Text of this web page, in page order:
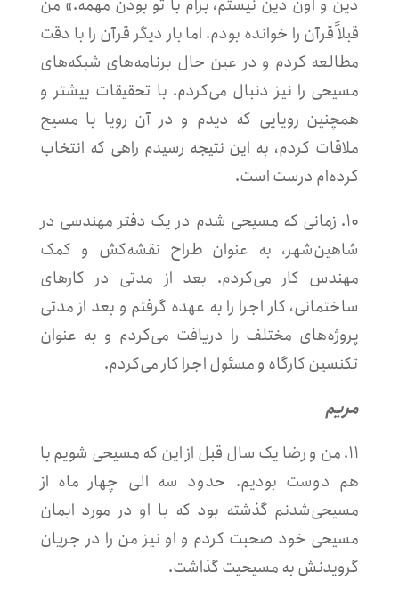
قبلاً قرآن را خوانده بودم. اما بار دیگر قرآن را با دقت
مطالعه کردم و در عین حال برنامه‌های شبکه‌های
مسیحی را نیز دنبال می‌کردم. با تحقیقات بیشتر و
همچنین رویایی که دیدم و در آن رویا با مسیح
ملاقات کردم، به این نتیجه رسیدم راهی که انتخاب
کرده‌ام درست است.
۱۰. زمانی که مسیحی شدم در یک دفتر مهندسی در
شاهین‌شهر، به عنوان طراح نقشه‌کش و کمک
مهندس کار می‌کردم. بعد از مدتی در کارهای
ساختمانی، کار اجرا را به عهده گرفتم و بعد از مدتی
پروژه‌های مختلف را دریافت می‌کردم و به عنوان
تکنسین کارگاه و مسئول اجرا کار می‌کردم.
مریم
۱۱. من و رضا یک سال قبل از این که مسیحی شویم با
هم دوست بودیم. حدود سه الی چهار ماه از
مسیحی‌شدنم گذشته بود که با او در مورد ایمان
مسیحی خود صحبت کردم و او نیز من را در جریان
گرویدنش به مسیحیت گذاشت.